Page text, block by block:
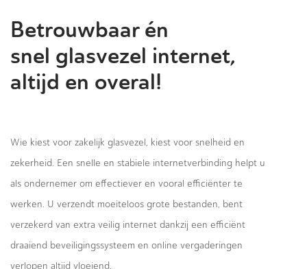
Betrouwbaar én
snel glasvezel internet,
altijd en overal!
Wie kiest voor zakelijk glasvezel, kiest voor snelheid en
zekerheid. Een snelle en stabiele internetverbinding helpt u
als ondernemer om effectiever en vooral efficiënter te
werken. U verzendt moeiteloos grote bestanden, bent
verzekerd van extra veilig internet dankzij een efficiënt
draaiend beveiligingssysteem en online vergaderingen
verlopen altijd vloeiend.